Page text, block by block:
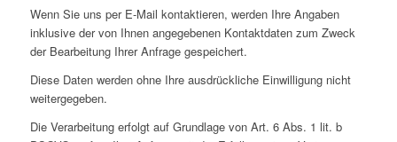
Wenn Sie uns per E-Mail kontaktieren, werden Ihre Angaben
inklusive der von Ihnen angegebenen Kontaktdaten zum Zweck
der Bearbeitung Ihrer Anfrage gespeichert.
Diese Daten werden ohne Ihre ausdrückliche Einwilligung nicht
weitergegeben.
Die Verarbeitung erfolgt auf Grundlage von Art. 6 Abs. 1 lit. b